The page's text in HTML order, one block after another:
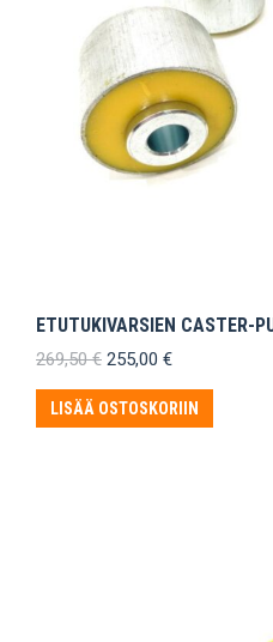
ETUTUKIVARSIEN CASTER-
269,50€ Alkuperäinen
oli:
269,50 €.
255,00 €Nykyinen
on:
255,00 €.
LISÄÄ OSTOSKORIIN